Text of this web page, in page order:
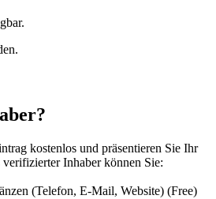
kostenlos und präsentieren Sie Ihr
Inhaber können Sie:
(Telefon, E-Mail, Website) (Free)